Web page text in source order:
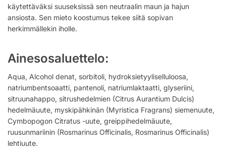
käytettäväksi suuseksissä sen neutraalin maun ja hajun
ansiosta. Sen mieto koostumus tekee siitä sopivan
herkimmällekin iholle.
Ainesosaluettelo:
Aqua, Alcohol denat, sorbitoli, hydroksietyyliselluloosa,
natriumbentsoaatti, pantenoli, natriumlaktaatti, glyseriini,
sitruunahappo, sitrushedelmien (Citrus Aurantium Dulcis)
hedelmäuute, myskipähkinän (Myristica Fragrans) siemenuute,
Cymbopogon Citratus -uute, greippihedelmäuute,
ruusunmariinin (Rosmarinus Officinalis, Rosmarinus Officinalis)
lehtiuute.